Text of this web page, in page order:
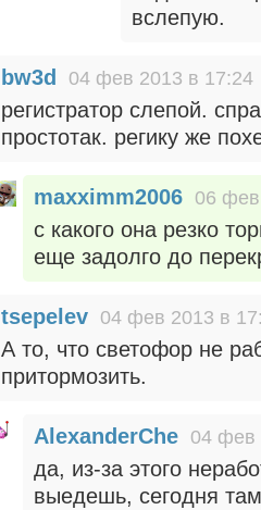
вслепую.
bw3d 04 фев 2013 в 17:24
регистратор слепой.
простотак. регику же
maxximm2006 06
с какого она резко
еще задолго до
tsepelev 04 фев 2013 в
А то, что светофор не
притормозить.
AlexanderChe 04 фев
да, из-за этого
выедешь, сегодня